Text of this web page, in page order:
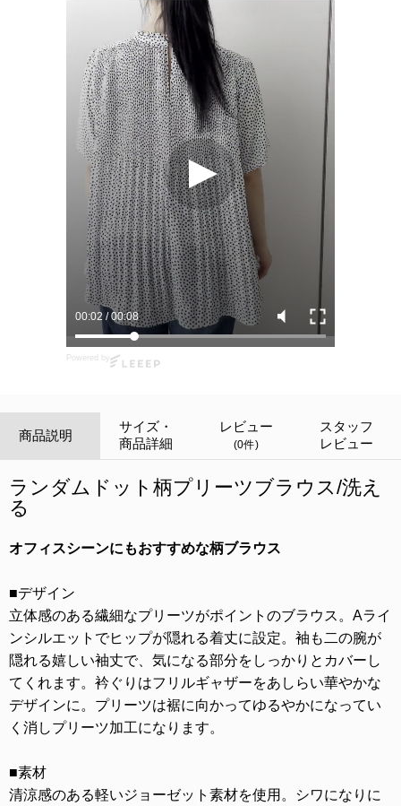
00:03 /00:08
Powered by
商品説明
サイズ・
商品詳細
レビュー
(0件)
スタッフ
レビュー
ランダムドット柄プリーツブラウス/洗え
る
オフィスシーンにもおすすめな柄ブラウス
■デザイン
立体感のある繊細なプリーツがポイントのブラウス。Aライ
ンシルエットでヒップが隠れる着丈に設定。袖も二の腕が
隠れる嬉しい袖丈で、気になる部分をしっかりとカバーし
てくれます。衿ぐりはフリルギャザーをあしらい華やかな
デザインに。プリーツは裾に向かってゆるやかになってい
く消しプリーツ加工になります。
■素材
清涼感のある軽いジョーゼット素材を使用。シワになりに